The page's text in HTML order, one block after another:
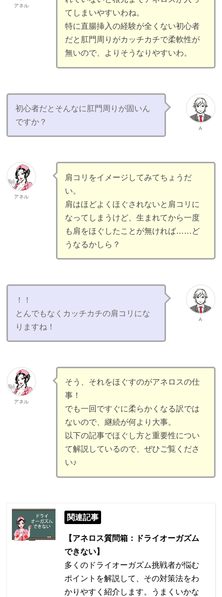
アネル
てしまいやすいわね。
特に直腸挿入の経験が全くない初心者
だと肛門周りがカッチカチで柔軟性が
無いので、よりそうなりやすいわ。
A
初心者だとそんなに肛門周りが固いん
ですか？
アネル
肩コリをイメージしてみてちょうだ
い。
肩はほどよくほぐされないと肩コリに
なってしまうけど、生まれてから一度
も肩をほぐしたことが無ければ……ど
うなるかしら？
A
！！
とんでもなくカッチカチの肩コリにな
りますね！
アネル
そう、それをほぐすのがアネロスの仕
事！
でも一回ですぐに柔らかくなる訳では
ないので、継続が何より大事。
以下の記事でほぐし方と重要性につい
て解説しているので、ぜひご覧くださ
い♪
関連記事
【アネロス質問箱：ドライオーガズム
できない】
多くのドライオーガズム挑戦者が悩む
ポイントを解説して、その対策法をわ
かりやすく紹介します。うまくいかな